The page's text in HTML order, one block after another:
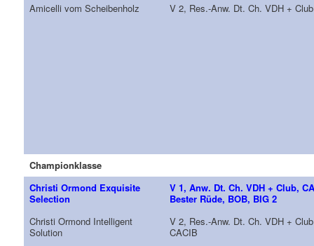
Amicelli vom Scheibenholz V 2, Res.-Anw. Dt. Ch. VDH + Club
Championklasse
Christi Ormond Exquisite
Selection
V 1, Anw. Dt. Ch. VDH + Club,
Bester Rüde, BOB, BIG 2
Christi Ormond Intelligent
Solution
V 2, Res.-Anw. Dt. Ch. VDH +
CACIB